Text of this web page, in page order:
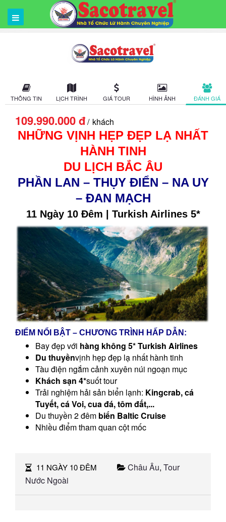
THÔNG TIN LỊCH TRÌNH GIÁ TOUR HÌNH ẢNH ĐÁNH GIÁ
109.990.000 đ khách
NHỮNG VỊNH HẸP ĐẸP LẠ NHẤT
HÀNH TINH
DU LỊCH BẮC ÂU
PHẦN LAN – THỤY ĐIỂN – NA UY
– ĐAN MẠCH
11 Ngày 10 Đêm | Turkish Airlines 5*
ĐIỂM NỔI BẬT – CHƯƠNG TRÌNH HẤP DẪN:
Bay đẹp với hàng không 5* Turkish Airlines
Du thuyềnvịnh hẹp đẹp lạ nhất hành tinh
Tàu điện ngắm cảnh xuyên núi ngoạn mục
Khách sạn 4*suốt tour
Trải nghiệm hải sản biển lạnh: Kingcrab, cá
Tuyết, cá Voi, cua đá, tôm đất,...
Du thuyền 2 đêm biển Baltic Cruise
Nhiều điểm tham quan cột mốc
11 NGÀY 10 ĐÊM Châu Âu, Tour
Nước Ngoài